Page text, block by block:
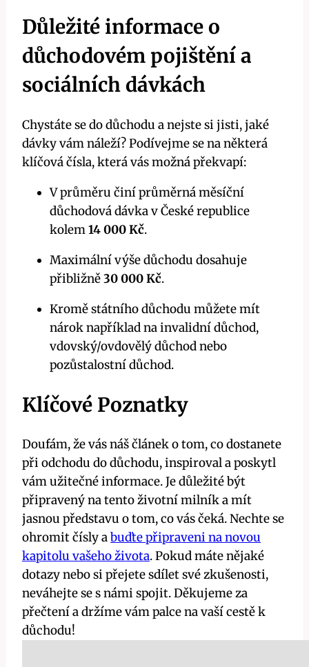
Důležité informace o
důchodovém pojištění a
sociálních dávkách
Chystáte se do důchodu a nejste si jisti, jaké
dávky vám náleží? Podívejme se na některá
klíčová čísla, která vás možná překvapí:
V průměru činí průměrná měsíční
důchodová dávka v České republice
kolem14 000 Kč.
Maximální výše důchodu dosahuje
přibližně30 000 Kč.
Kromě státního důchodu můžete mít
nárok například na invalidní důchod,
vdovský/ovdovělý důchod nebo
pozůstalostní důchod.
Klíčové Poznatky
Doufám, že vás náš článek o tom, co dostanete
při odchodu do důchodu, inspiroval a poskytl
vám užitečné informace. Je důležité být
připravený na tento životní milník a mít
jasnou představu o tom, co vás čeká. Nechte se
ohromit čísly abuďte připraveni na novou
kapitolu vašeho života. Pokud máte nějaké
dotazy nebo si přejete sdílet své zkušenosti,
neváhejte se s námi spojit. Děkujeme za
přečtení a držíme vám palce na vaší cestě k
důchodu!